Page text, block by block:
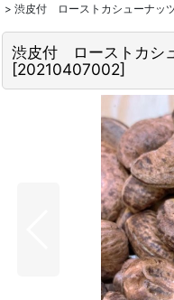
> 渋皮付 ローストカシューナッ
渋皮付 ローストカシ
[20210407002]